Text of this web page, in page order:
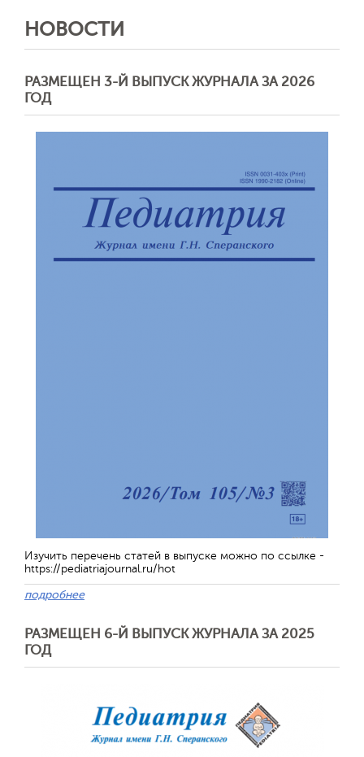
НОВОСТИ
РАЗМЕЩЕН 3-Й ВЫПУСК ЖУРНАЛА ЗА 2026
ГОД
Изучить перечень статей в выпуске можно по ссылке -
https://pediatriajournal.ru/hot
подробнее
РАЗМЕЩЕН 6-Й ВЫПУСК ЖУРНАЛА ЗА 2025
ГОД